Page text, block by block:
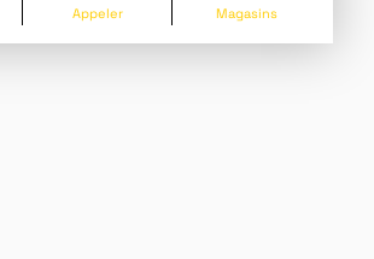
Appeler Magasins